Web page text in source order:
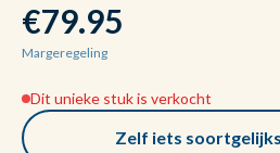
€79.95
Margeregeling
Dit unieke stuk is verkocht
Zelf iets